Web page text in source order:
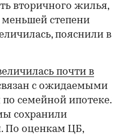
вторичного жилья,
меньшей степени
пояснили в
почти в
с ожидаемыми
семейной ипотеке.
сохранили
По оценкам ЦБ,